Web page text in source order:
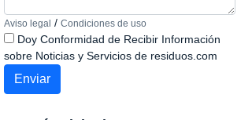
Cafetera Taurus Siena Termoventilador
Aviso legal / Condiciones de uso
Doy Conformidad de Recibir Información
sobre Noticias y Servicios de residuos.com